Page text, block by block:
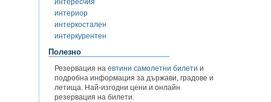
интересчия
интериор
интеркостален
интеркурентен
Полезно
Резервация на евтини самолетни билети и
подробна информация за държави, градове и
летища. Най-изгодни цени и онлайн
резервация на билети.